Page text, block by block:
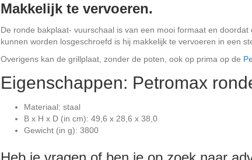
Makkelijk te vervoeren.
De ronde bakplaat- vuurschaal is van een mooi formaat en
kunnen worden losgeschroefd is hij makkelijk te vervoeren in een
Overigens kan de grillplaat, zonder de poten, ook op prima op de
Eigenschappen: Petromax
Materiaal: staal
B x H x D (in cm): 49,6 x 28,6 x 38,0
Gewicht (in g): 3800